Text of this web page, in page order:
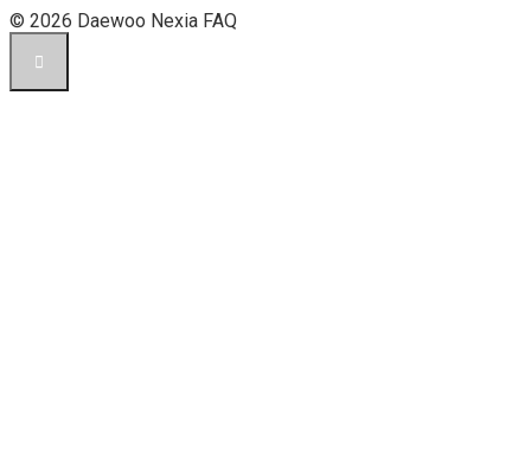
© 2026 Daewoo Nexia FAQ